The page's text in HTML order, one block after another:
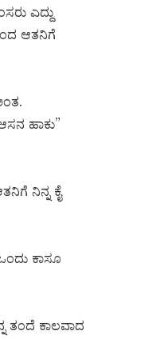
ಎದ್ದು
ಆತನಿಗೆ
ಹಾಕು”
ನಿನ್ನ ಕೈ
ಕಾಸೂ
ತಂದೆ ಕಾಲವಾದ